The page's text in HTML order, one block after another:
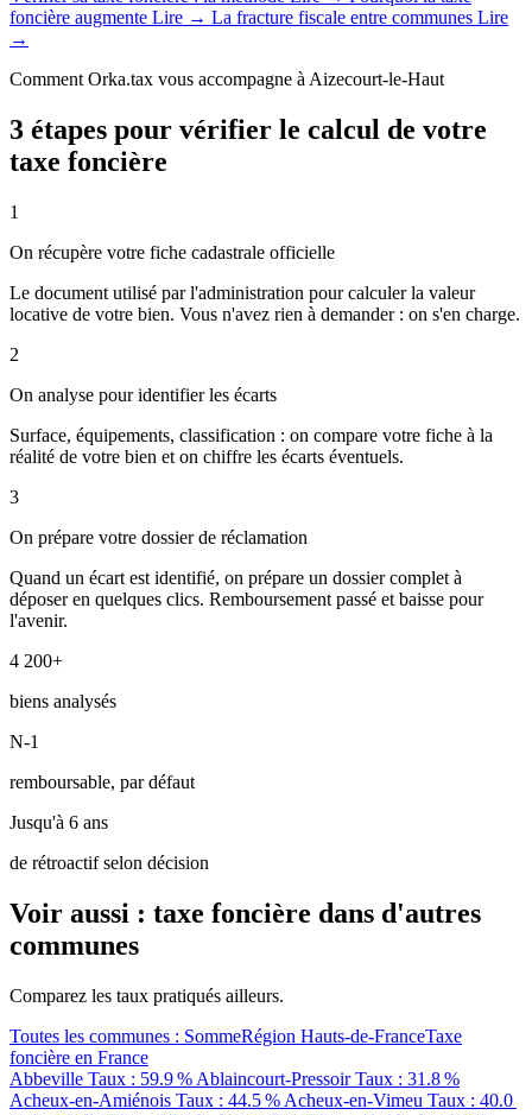
foncière augmente Lire → La fracture fiscale entre communes Lire
→
Comment Orka.tax vous accompagne à Aizecourt-le-Haut
3 étapes pour vérifier le calcul de votre
taxe foncière
1
On récupère votre fiche cadastrale officielle
Le document utilisé par l'administration pour calculer la valeur
locative de votre bien. Vous n'avez rien à demander : on s'en charge.
2
On analyse pour identifier les écarts
Surface, équipements, classification : on compare votre fiche à la
réalité de votre bien et on chiffre les écarts éventuels.
3
On prépare votre dossier de réclamation
Quand un écart est identifié, on prépare un dossier complet à
déposer en quelques clics. Remboursement passé et baisse pour
l'avenir.
4 200+
biens analysés
N-1
remboursable, par défaut
Jusqu'à 6 ans
de rétroactif selon décision
Voir aussi : taxe foncière dans d'autres
communes
Comparez les taux pratiqués ailleurs.
Toutes les communes : SommeRégion Hauts-de-FranceTaxe
foncière en France
Abbeville Taux : 59.9 % Ablaincourt-PressoirTaux : 31.8 %
Acheux-en-Amiénois Taux : 44.5 % Acheux-en-Vimeu Taux : 40.0